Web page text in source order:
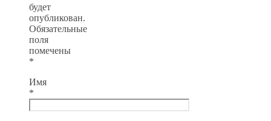
будет
опубликован.
Обязательные
поля
помечены
*
Имя
*